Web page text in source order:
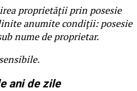
proprietății prin posesie
anumite condiții: posesie
nume de proprietar.
ani de zile